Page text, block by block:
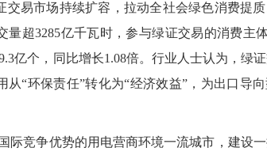
易市场持续扩容，拉动全社会绿色消费提
量超3285亿千瓦时，参与绿证交易的消费主
亿个，同比增长1.08倍。行业人士认为，绿
“环保责任”转化为“经济效益”，为出口导
竞争优势的用电营商环境一流城市，建设